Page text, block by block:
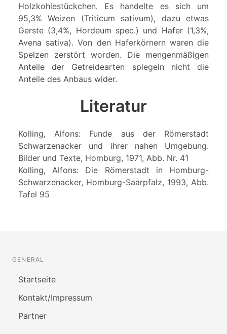
Holzkohlestückchen. Es handelte es sich um
95,3% Weizen (Triticum sativum), dazu etwas
Gerste (3,4%, Hordeum spec.) und Hafer (1,3%,
Avena sativa). Von den Haferkörnern waren die
Spelzen zerstört worden. Die mengenmäßigen
Anteile der Getreidearten spiegeln nicht die
Anteile des Anbaus wider.
Literatur
Kolling, Alfons: Funde aus der Römerstadt
Schwarzenacker und ihrer nahen Umgebung.
Bilder und Texte, Homburg, 1971, Abb. Nr. 41
Kolling, Alfons: Die Römerstadt in Homburg-
Schwarzenacker, Homburg-Saarpfalz, 1993, Abb.
Tafel 95
GENERAL
Startseite
Kontakt/Impressum
Partner